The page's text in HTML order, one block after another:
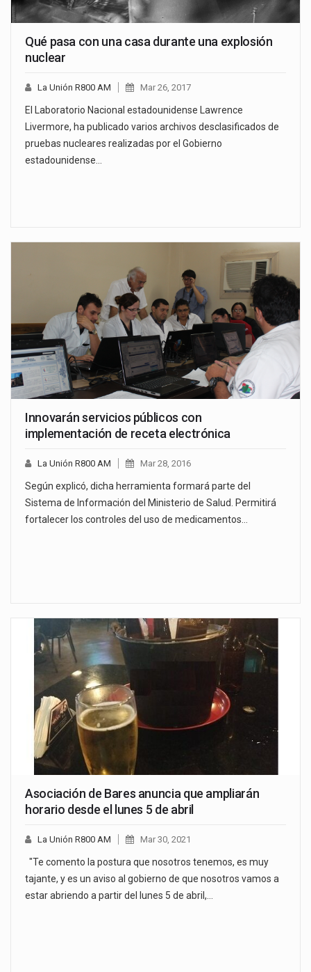
Qué pasa con una casa durante una explosión
nuclear
La Unión R800 AM Mar 26, 2017
El Laboratorio Nacional estadounidense Lawrence
Livermore, ha publicado varios archivos desclasificados de
pruebas nucleares realizadas por el Gobierno
estadounidense…
Innovarán servicios públicos con
implementación de receta electrónica
La Unión R800 AM Mar 28, 2016
Según explicó, dicha herramienta formará parte del
Sistema de Información del Ministerio de Salud. Permitirá
fortalecer los controles del uso de medicamentos…
Asociación de Bares anuncia que ampliarán
horario desde el lunes 5 de abril
La Unión R800 AM Mar 30, 2021
"Te comento la postura que nosotros tenemos, es muy
tajante, y es un aviso al gobierno de que nosotros vamos a
estar abriendo a partir del lunes 5 de abril,…